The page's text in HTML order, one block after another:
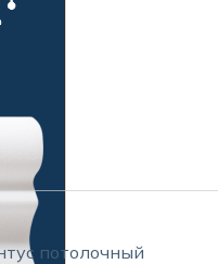
потолочный